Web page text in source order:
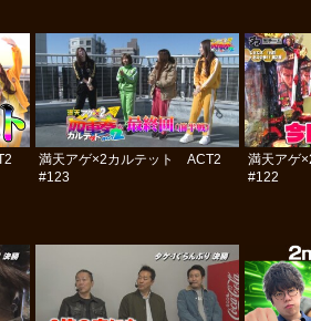
満天アゲ×2カルテット ACT2
#123
満天アゲ
#122